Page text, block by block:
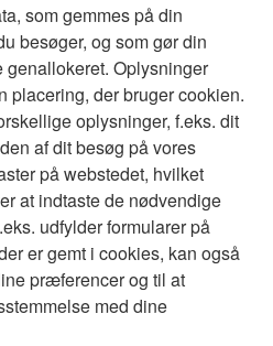
som gemmes på din
besøger, og som gør din
Oplysninger
placering, der bruger cookien.
oplysninger, f.eks. dit
af dit besøg på vores
på webstedet, hvilket
at indtaste de nødvendige
udfylder formularer på
er gemt i cookies, kan også
præferencer og til at
med dine